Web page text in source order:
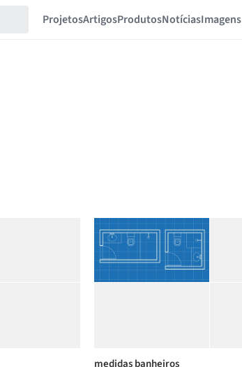
ProjetosArtigosProdutosNotíciasImagens
medidas banheiros